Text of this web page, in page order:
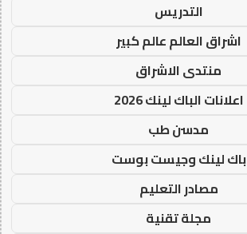
التدريس
اشراق العالم عالم كبير
منتدى الاشراق
اعلانات الباك لينك 2026
مدسن طب
باك لينك وجيست بوست
مصادر التعليم
مجلة تقنية